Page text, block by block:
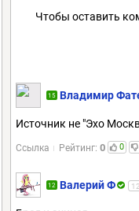
Чтобы оставить
15 Владимир
Источник не "Эхо
Ссылка Рейтинг: 0 0
12 Валерий Ф